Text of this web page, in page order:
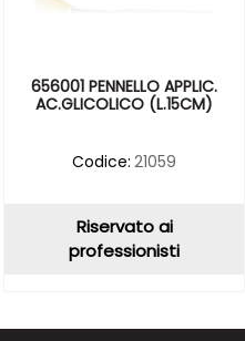
656001 PENNELLO APPLIC.
AC.GLICOLICO (L.15CM)
Codice: 21059
Riservato ai
professionisti